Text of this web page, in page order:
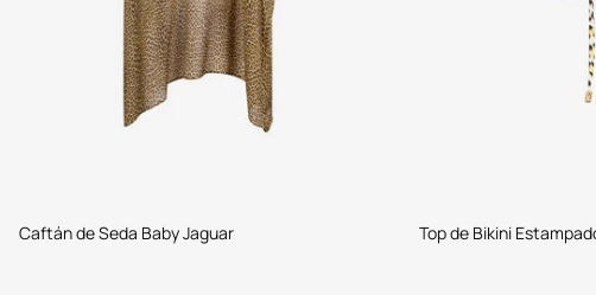
Caftán de Seda Baby Jaguar Top de Bikini